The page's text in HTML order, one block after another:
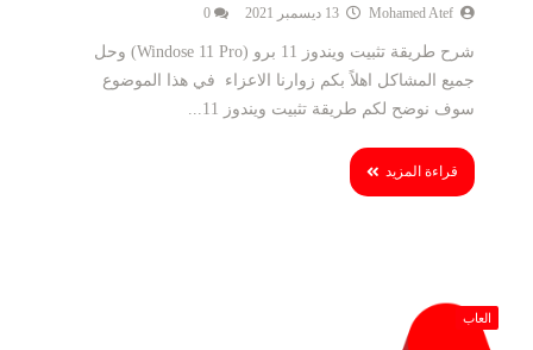
Mohamed Atef
0
شرح طريقة تثبيت ويندوز 11 برو (Windose 11 Pro) وحل
جميع المشاكل اهلاً بكم زوارنا الاعزاء في هذا الموضوع
سوف نوضح لكم طريقة تثبيت ويندوز 11...
قراءة المزيد
العاب